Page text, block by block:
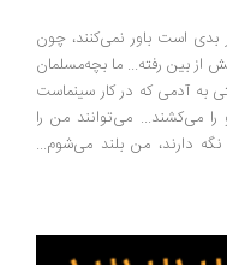
باور نمی‌کنند، چون
ما بچه‌مسلمان
که در کار سینماست
می‌توانند من را
من بلند می‌شوم...